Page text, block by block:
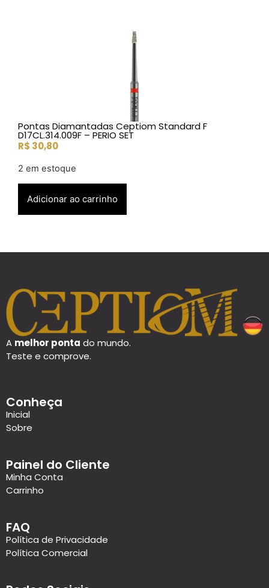
Pontas Diamantadas Ceptiom Standard F
D17CL.314.009F – PERIO SET
R$ 30,80
2 em estoque
Adicionar ao carrinho
A melhor ponta do mundo.
Teste e comprove.
Conheça
Inicial
Sobre
Painel do Cliente
Minha Conta
Carrinho
FAQ
Política de Privacidade
Política Comercial